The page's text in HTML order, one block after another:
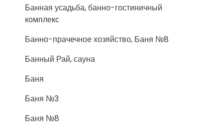
Банная усадьба, банно-гостиничный
комплекс
Банно-прачечное хозяйство, Баня №8
Банный Рай, сауна
Баня
Баня №3
Баня №8